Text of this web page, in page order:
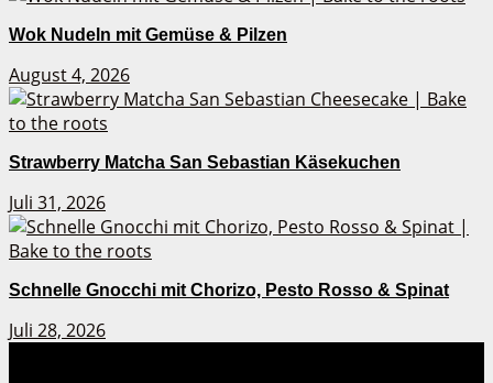
Wok Nudeln mit Gemüse & Pilzen
August 4, 2026
Strawberry Matcha San Sebastian Käsekuchen
Juli 31, 2026
Schnelle Gnocchi mit Chorizo, Pesto Rosso & Spinat
Juli 28, 2026